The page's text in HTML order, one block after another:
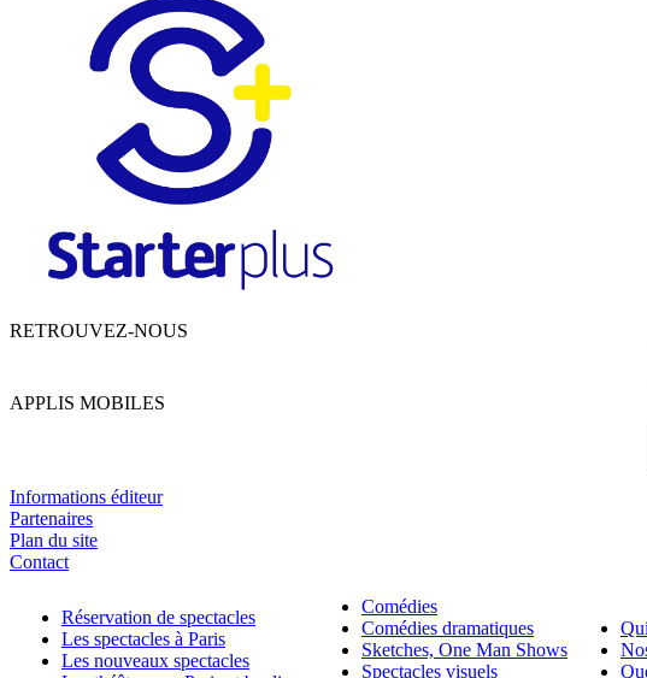
RETROUVEZ-NOUS
APPLIS MOBILES
Informations éditeur
Partenaires
Plan du site
Contact
Réservation de spectacles
Les spectacles à Paris
Les nouveaux spectacles
Comédies
Comédies dramatiques
Sketches, One Man Shows
Spectacles visuels